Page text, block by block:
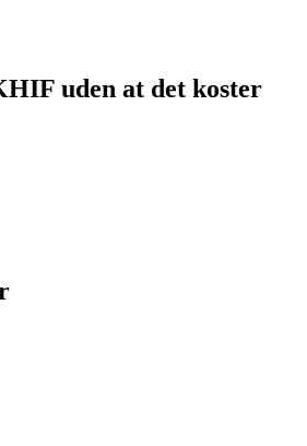
uden at det koster